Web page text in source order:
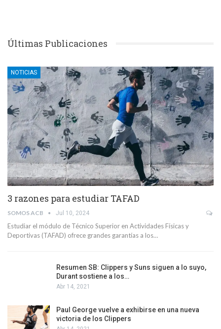
Últimas Publicaciones
NOTICIAS
3 razones para estudiar TAFAD
SOMOS ACB Jul 10, 2024
Estudiar el módulo de Técnico Superior en Actividades Físicas y
Deportivas (TAFAD) ofrece grandes garantías a los…
Resumen SB: Clippers y Suns siguen a lo suyo,
Durant sostiene a los…
Abr 14, 2021
Paul George vuelve a exhibirse en una nueva
victoria de los Clippers